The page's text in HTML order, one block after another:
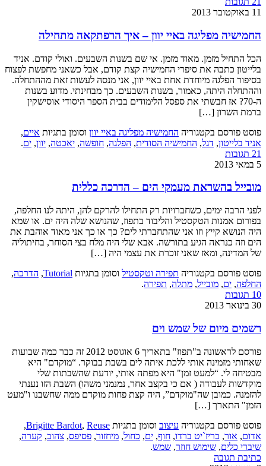
11 באוקטובר 2013
החמישיה מפליגה באיי יוון – איך הרפתקאה מתחילה
הכל התחיל מזמן. מאוד מזמן. אי שם בשנות השבעים. ואולי קודם. אניד
בלייטון כתבה את סיפרי החמישיה קצת קודם, אבל כשאני מחפשת לפצוח
בסיפור הפלגה מיוחדת אחת באיי יוון, אני מנסה לעשות זאת מההתחלה.
וההתחלה היתה, כאמור, בשנות השבעים. כך מבחינתי. מדוע בשנות
ה-70? אז חבשתי את ספסל הלימודים בבית הספר היסודי אוסישקין
ברמת השרון […]
פוסט פורסם בקטגוריההחמישיה מפליגה באיי יווןוסומן בתגיותאיים,
אניד בלייטון,דגל,החמישיה הסודית,הפלגה,חופשה,יאכטה,יוון,ים.
21 תגובות
מובייל בהשראת מעמקי הים – הדרכה כללית
לפני הרבה ימים, כשחברויות רק התחילו להרקם להן, היתה לנו החלפה,
בפורום אמנות הטקסטיל והליבוד בתפוז, שהנושא שלה היה ים. או שמא
היה הנושא קייץ וזו אני שהתחברתי לים? כך או כך אני מאוד אוהבת את
הים וזה כנראה הגיע בתורשה. אבא שלי היה מלח בצי הסוחר, בחיתוליה
של המדינה, ומאז שאני זוכרת את עצמי היה […]
פוסט פורסם בקטגוריהתפירה וטקסטילוסומן בתגיותTutorial
,הדרכה,
החלפה,ים,מובייל,מתלה,תפירה.
10 תגובות
30 בינואר 2013
רשמים מיום של שמש וים
פורסם לראשונה ב"תפוז" בתאריך 6 אוגוסט 2012 זה כבר כמה שבועות
שאחותי מזמינה אותי ללכת איתה לים בשבת בבוקר. “מוקדם" היא
מבטיחה לי. “למעט זמן" היא מפתה אותי, יודעת שהשבתות שלי
מוקדשות לעבודה ( אם כי בקצב אחר, נמנמני משהו) השבת הזו נענתי
להזמנה. כמובן שה"מוקדם”, היה קצת פחות מוקדם ממה שחשבנו ו"מעט
הזמן" התארך […]
פוסט פורסם בקטגוריהעיצובוסומן בתגיות Brigitte Bardot ,Reuse
,
אדום,אור,בריז`יט ברדו,חוף,ים,כחול,מיחזור,פסיפס,צהוב,קערה,
שיברי כלים,שימוש חוזר,שמש.
כתיבת תגובה